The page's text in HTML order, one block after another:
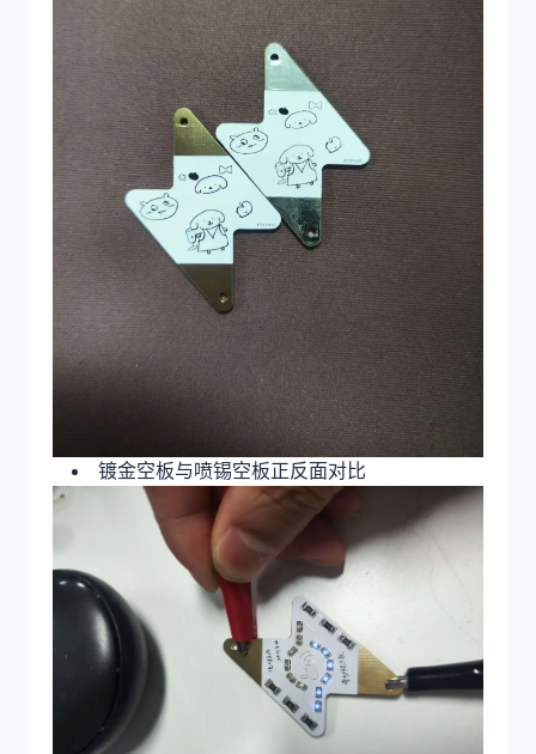
镀金空板与喷锡空板正反面对比